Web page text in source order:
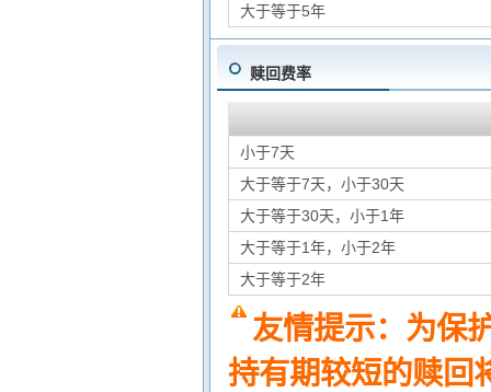
大于等于5年
赎回费率
小于7天
大于等于7天，小于30天
大于等于30天，小于1年
大于等于1年，小于2年
大于等于2年
友情提示：为保
持有期较短的赎回